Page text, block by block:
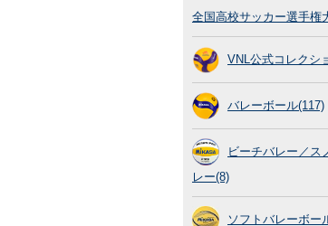
全国高校サッカー選手権
VNL公式コレクシ
バレーボール(117)
ビーチバレー／ス
レー(8)
ソフトバレーボー